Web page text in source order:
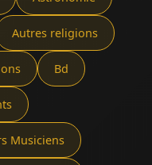
Autres religions
Bd
Musiciens